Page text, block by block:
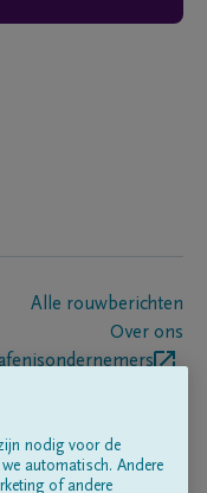
Alle rouwberichten
Over ons
nodig voor de
automatisch. Andere
of andere